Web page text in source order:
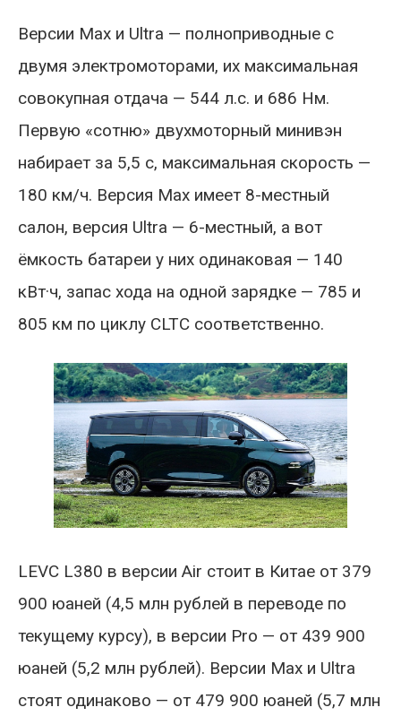
Версии Max и Ultra — полноприводные с
двумя электромоторами, их максимальная
совокупная отдача — 544 л.с. и 686 Нм.
Первую «сотню» двухмоторный минивэн
набирает за 5,5 с, максимальная скорость —
180 км/ч. Версия Max имеет 8-местный
салон, версия Ultra — 6-местный, а вот
ёмкость батареи у них одинаковая — 140
кВт·ч, запас хода на одной зарядке — 785 и
805 км по циклу CLTC соответственно.
LEVC L380 в версии Air стоит в Китае от 379
900 юаней (4,5 млн рублей в переводе по
текущему курсу), в версии Pro — от 439 900
юаней (5,2 млн рублей). Версии Max и Ultra
стоят одинаково — от 479 900 юаней (5,7 млн